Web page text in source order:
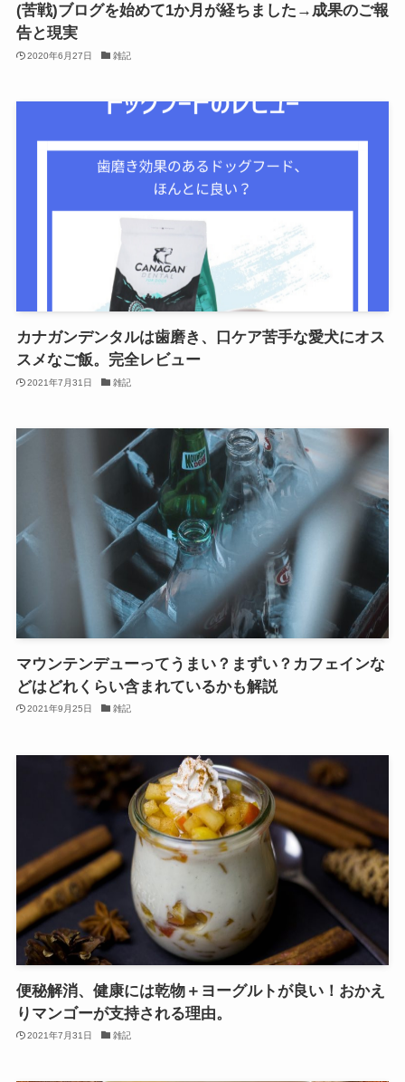
(苦戦)ブログを始めて1か月が経ちました→成果のご報
告と現実
2020年6月27日 雑記
カナガンデンタルは歯磨き、口ケア苦手な愛犬にオス
スメなご飯。完全レビュー
2021年7月31日 雑記
マウンテンデューってうまい？まずい？カフェインな
どはどれくらい含まれているかも解説
2021年9月25日 雑記
便秘解消、健康には乾物＋ヨーグルトが良い！おかえ
りマンゴーが支持される理由。
2021年7月31日 雑記